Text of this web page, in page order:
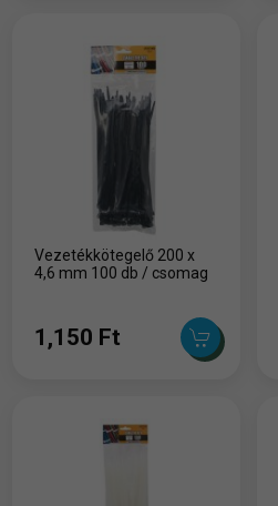
Vezetékkötegelő 200 x
4,6 mm 100 db / csomag
1,150 Ft